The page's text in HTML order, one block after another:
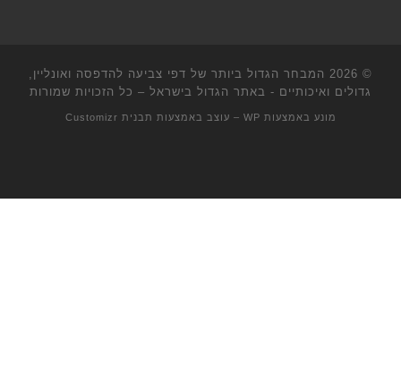
© 2026
המבחר הגדול ביותר של דפי צביעה להדפסה ואונליין,
גדולים ואיכותיים - באתר הגדול בישראל – כל הזכויות שמורות
מונע באמצעות WP – עוצב באמצעות תבנית Customizr